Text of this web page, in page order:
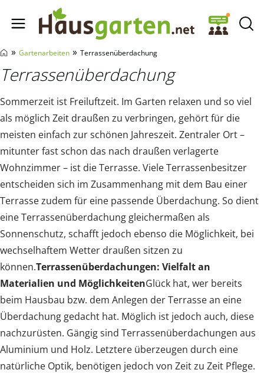
Hausgarten.net
» Gartenarbeiten » Terrassenüberdachung
Terrassenüberdachung
Sommerzeit ist Freiluftzeit. Im Garten relaxen und so viel
als möglich Zeit draußen zu verbringen, gehört für die
meisten einfach zur schönen Jahreszeit. Zentraler Ort –
mitunter fast schon das nach draußen verlagerte
Wohnzimmer – ist die Terrasse. Viele Terrassenbesitzer
entscheiden sich im Zusammenhang mit dem Bau einer
Terrasse zudem für eine passende Überdachung. So dient
eine Terrassenüberdachung gleichermaßen als
Sonnenschutz, schafft jedoch ebenso die Möglichkeit, bei
wechselhaftem Wetter draußen sitzen zu
können.Terrassenüberdachungen: Vielfalt an
Materialien und MöglichkeitenGlück hat, wer bereits
beim Hausbau bzw. dem Anlegen der Terrasse an eine
Überdachung gedacht hat. Möglich ist jedoch auch, diese
nachzurüsten. Gängig sind Terrassenüberdachungen aus
Aluminium und Holz. Letztere überzeugen durch eine
natürliche Optik, benötigen jedoch von Zeit zu Zeit Pflege.